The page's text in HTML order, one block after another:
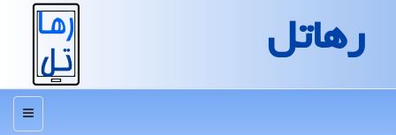
رهاتل
منو